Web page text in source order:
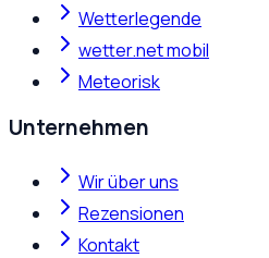
Wetterlegende
wetter.net mobil
Meteorisk
Unternehmen
Wir über uns
Rezensionen
Kontakt